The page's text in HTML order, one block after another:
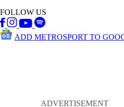
FOLLOW US
ADD METROSPORT TO